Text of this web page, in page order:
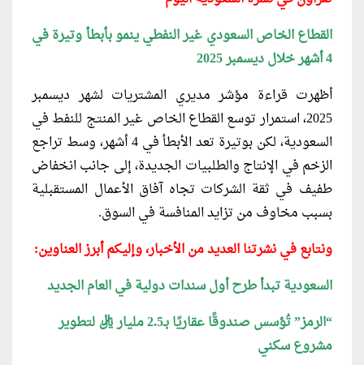
القطاع الخاص السعودي غير النفطي ينمو بأبطأ وتيرة في
4 أشهر خلال ديسمبر 2025
أظهرت قراءة مؤشر مديري المشتريات لشهر ديسمبر
2025، استمرار توسع القطاع الخاص غير المنتج للنفط في
السعودية، لكن بوتيرة تعد الأبطأ في 4 أشهر، وسط تراجع
الزخم في الإنتاج والطلبيات الجديدة، إلى جانب انخفاض
طفيف في ثقة الشركات تجاه آفاق الأعمال المستقبلية
بسبب مخاوف من تزايد المنافسة في السوق.
ونتابع في نشرتنا العديد من الأخبار، وإليكم أبرز العناوين:
السعودية تبدأ طرح أول سندات دولية في العام الجديد
“الرمز” تُؤسس صندوقًا عقاريًا بـ2.5 مليار ريال لتطوير
مشروع سكني